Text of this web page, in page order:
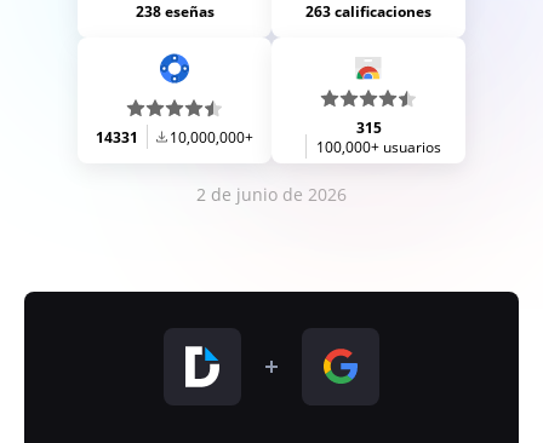
238 eseñas 263 calificaciones
14331 10,000,000+
315
100,000+ usuarios
2 de junio de 2026